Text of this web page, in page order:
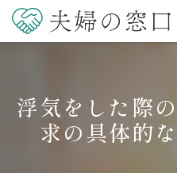
浮気をした際
求の具体的